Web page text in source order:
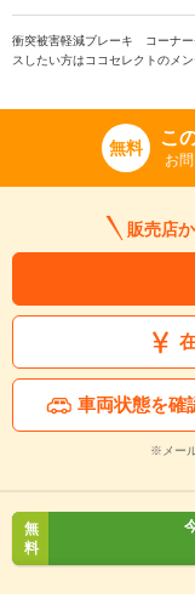
衝突被害軽減ブレーキ コーナ
スしたい方はココセレクトのメ
無料 こ
お
販売店
車両状態を確
※メー
無
料